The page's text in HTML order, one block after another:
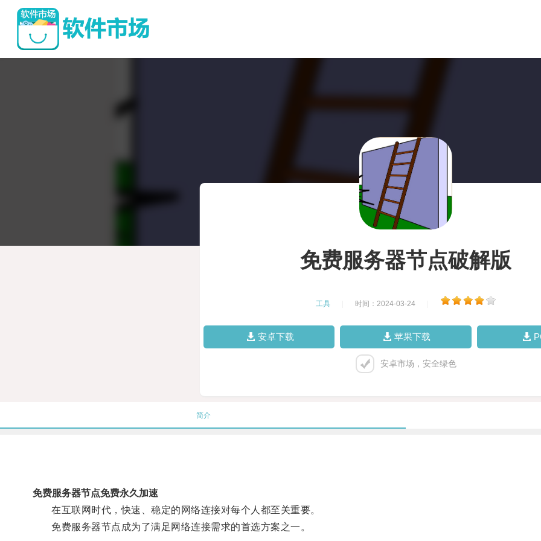
免费服务器节点破解版
工具 时间：2024-03-24
安卓下载 苹果下载
安卓市场，安全绿色
简介
免费服务器节点免费永久加速
在互联网时代，快速、稳定的网络连接对每个人都至关重要。
免费服务器节点成为了满足网络连接需求的首选方案之一。